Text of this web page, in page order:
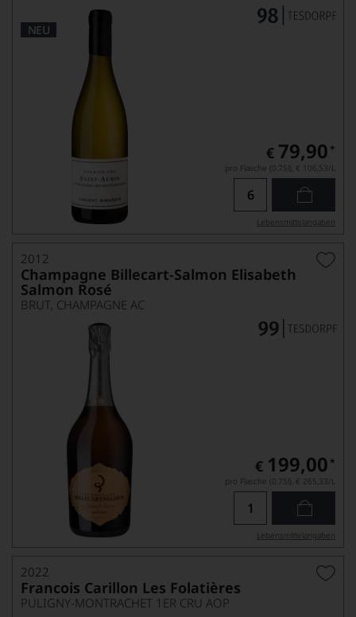
NEU
€ 79,90 *
pro Flasche (0.75l), € 106,53/L
Lebensmittel­angaben
2012
Champagne Billecart-Salmon Elisabeth
Salmon Rosé
BRUT, CHAMPAGNE AC
€ 199,00 *
pro Flasche (0.75l), € 265,33/L
Lebensmittel­angaben
2022
Francois Carillon Les Folatières
PULIGNY-MONTRACHET 1ER CRU AOP